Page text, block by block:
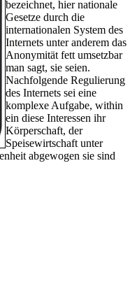
bezeichnet, hier nationale
Gesetze durch die
internationalen System des
Internets unter anderem das
Anonymität fett umsetzbar
man sagt, sie seien.
Nachfolgende Regulierung
des Internets sei eine
komplexe Aufgabe, within
ein diese Interessen ihr
Körperschaft, der
Speisewirtschaft unter
abgewogen sie sind